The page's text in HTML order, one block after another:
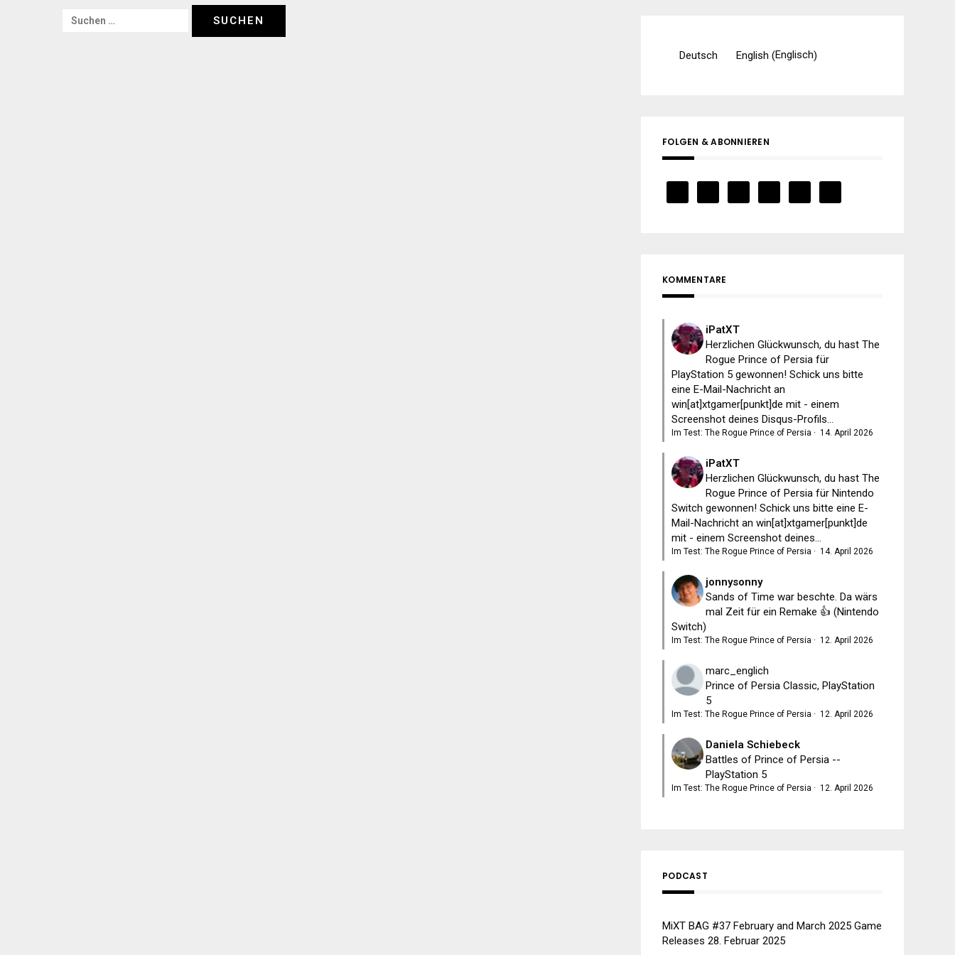
Suchen
Deutsch English (Englisch)
FOLGEN & ABONNIEREN
KOMMENTARE
iPatXT
Herzlichen Glückwunsch, du hast The
Rogue Prince of Persia für
PlayStation 5 gewonnen! Schick uns bitte
eine E-Mail-Nachricht an
win[at]xtgamer[punkt]de mit - einem
Screenshot deines Disqus-Profils...
Im Test: The Rogue Prince of Persia · 14. April 2026
iPatXT
Herzlichen Glückwunsch, du hast The
Rogue Prince of Persia für Nintendo
Switch gewonnen! Schick uns bitte eine E-
Mail-Nachricht an win[at]xtgamer[punkt]de
mit - einem Screenshot deines...
Im Test: The Rogue Prince of Persia · 14. April 2026
jonnysonny
Sands of Time war beschte. Da wärs
mal Zeit für ein Remake 👍 (Nintendo
Switch)
Im Test: The Rogue Prince of Persia · 12. April 2026
marc_englich
Prince of Persia Classic, PlayStation
5
Im Test: The Rogue Prince of Persia · 12. April 2026
Daniela Schiebeck
Battles of Prince of Persia --
PlayStation 5
Im Test: The Rogue Prince of Persia · 12. April 2026
PODCAST
MiXT BAG #37 February and March 2025 Game
Releases 28. Februar 2025